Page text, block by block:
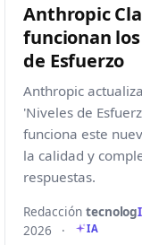
Anthropic
funcionan
de Esfuerzo
Anthropic
'Niveles de
funciona este
la calidad y
respuestas.
Redaccióntecnolog
2026
· IA